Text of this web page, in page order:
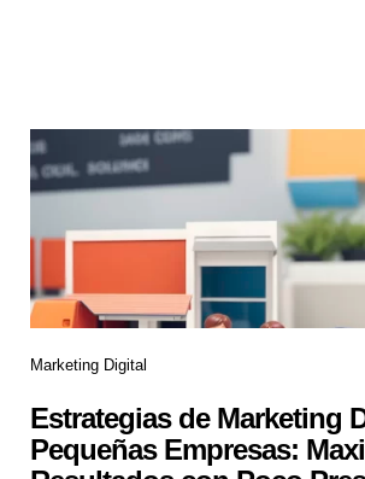
Marketing Digital
Estrategias de Marketing
Pequeñas Empresas: